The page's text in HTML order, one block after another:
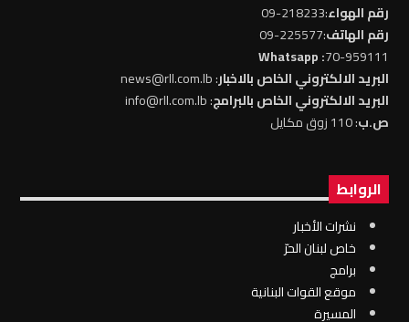
رقم الهواء:218233-09
رقم الهاتف:225577-09
70-959111
: Whatsapp
البريد الالكتروني الخاص بالاخبار: news@rll.com.lb
البريد الالكتروني الخاص بالبرامج: info@rll.com.lb
ص.ب: 110 زوق مكايل
الروابط
نشرات الأخبار
خاص لبنان الحرّ
برامج
موقع القوات البنانية
المسيرة